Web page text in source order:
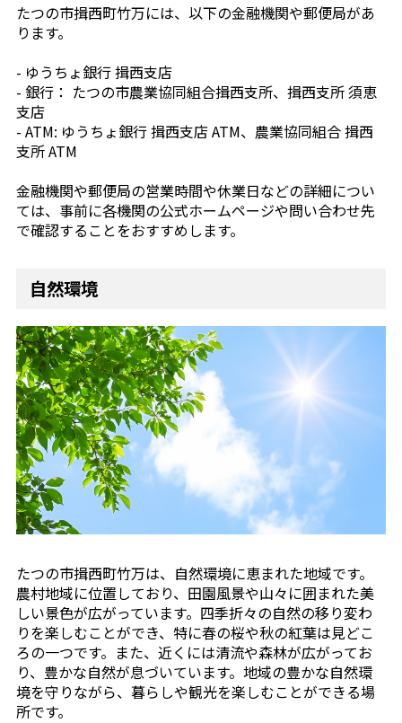
たつの市揖西町竹万には、以下の金融機関や郵便局があ
ります。
- ゆうちょ銀行 揖西支店
- 銀行： たつの市農業協同組合揖西支所、揖西支所 須恵
支店
- ATM: ゆうちょ銀行 揖西支店 ATM、農業協同組合 揖西
支所 ATM
金融機関や郵便局の営業時間や休業日などの詳細につい
ては、事前に各機関の公式ホームページや問い合わせ先
で確認することをおすすめします。
自然環境
たつの市揖西町竹万は、自然環境に恵まれた地域です。
農村地域に位置しており、田園風景や山々に囲まれた美
しい景色が広がっています。四季折々の自然の移り変わ
りを楽しむことができ、特に春の桜や秋の紅葉は見どこ
ろの一つです。また、近くには清流や森林が広がってお
り、豊かな自然が息づいています。地域の豊かな自然環
境を守りながら、暮らしや観光を楽しむことができる場
所です。